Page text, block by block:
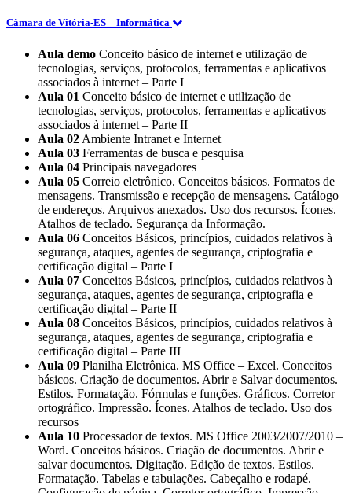
Câmara de Vitória-ES – Informática
Aula demo Conceito básico de internet e utilização de
tecnologias, serviços, protocolos, ferramentas e aplicativos
associados à internet – Parte I
Aula 01 Conceito básico de internet e utilização de
tecnologias, serviços, protocolos, ferramentas e aplicativos
associados à internet – Parte II
Aula 02 Ambiente Intranet e Internet
Aula 03 Ferramentas de busca e pesquisa
Aula 04 Principais navegadores
Aula 05 Correio eletrônico. Conceitos básicos. Formatos de
mensagens. Transmissão e recepção de mensagens. Catálogo
de endereços. Arquivos anexados. Uso dos recursos. Ícones.
Atalhos de teclado. Segurança da Informação.
Aula 06 Conceitos Básicos, princípios, cuidados relativos à
segurança, ataques, agentes de segurança, criptografia e
certificação digital – Parte I
Aula 07 Conceitos Básicos, princípios, cuidados relativos à
segurança, ataques, agentes de segurança, criptografia e
certificação digital – Parte II
Aula 08 Conceitos Básicos, princípios, cuidados relativos à
segurança, ataques, agentes de segurança, criptografia e
certificação digital – Parte III
Aula 09 Planilha Eletrônica. MS Office – Excel. Conceitos
básicos. Criação de documentos. Abrir e Salvar documentos.
Estilos. Formatação. Fórmulas e funções. Gráficos. Corretor
ortográfico. Impressão. Ícones. Atalhos de teclado. Uso dos
recursos
Aula 10 Processador de textos. MS Office 2003/2007/2010 –
Word. Conceitos básicos. Criação de documentos. Abrir e
salvar documentos. Digitação. Edição de textos. Estilos.
Formatação. Tabelas e tabulações. Cabeçalho e rodapé.